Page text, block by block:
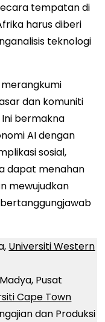
tempatan di
harus diberi
teknologi
dan komuniti
Ini bermakna
AI dengan
sosial,
dapat menahan
mewujudkan
Universiti Western
Pusat
Cape Town
dan Produksi